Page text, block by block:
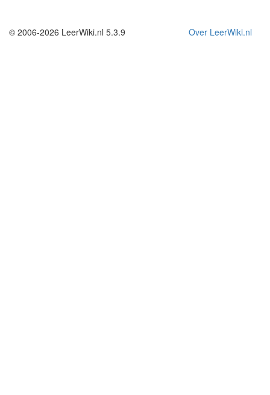
Over LeerWiki.nl
© 2006-2026 LeerWiki.nl 5.3.9